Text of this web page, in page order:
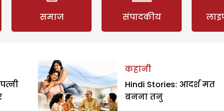
समाज संपादकीय
कहानी
Hindi Stories: आदर्श मत
बनना तनु